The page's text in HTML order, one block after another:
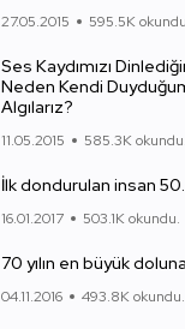
27.05.2015 595.5K
Ses Kaydımızı
Neden Kendi
Algılarız?
11.05.2015 585.3K okundu.
İlk dondurulan insan 50.
16.01.2017 503.1K okundu.
70 yılın en büyük
04.11.2016 493.8K okundu.